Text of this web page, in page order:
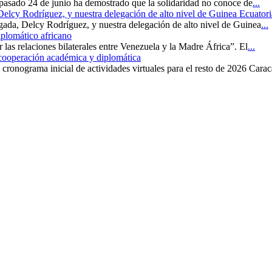
24 de junio ha demostrado que la solidaridad no conoce de...
Rodríguez, y nuestra delegación de alto nivel de Guinea
Delcy Rodríguez, y nuestra delegación de alto nivel de Guinea...
africano
relaciones bilaterales entre Venezuela y la Madre África”. El...
académica y diplomática
inicial de actividades virtuales para el resto de 2026